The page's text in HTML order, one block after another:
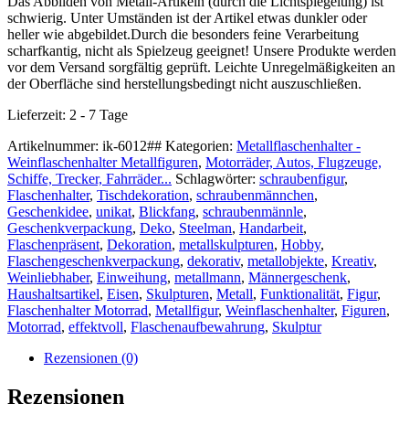
schwierig. Unter Umständen ist der Artikel etwas dunkler oder
heller wie abgebildet.Durch die besonders feine Verarbeitung
scharfkantig, nicht als Spielzeug geeignet! Unsere Produkte werden
vor dem Versand sorgfältig geprüft. Leichte Unregelmäßigkeiten an
der Oberfläche sind herstellungsbedingt nicht auszuschließen.
Lieferzeit: 2 - 7 Tage
Artikelnummer: ik-6012## Kategorien: Metallflaschenhalter -
Weinflaschenhalter Metallfiguren, Motorräder, Autos, Flugzeuge,
Schiffe, Trecker, Fahrräder... Schlagwörter: schraubenfigur,
Flaschenhalter, Tischdekoration, schraubenmännchen,
Geschenkidee, unikat, Blickfang, schraubenmännle,
Geschenkverpackung, Deko, Steelman, Handarbeit,
Flaschenpräsent, Dekoration, metallskulpturen, Hobby,
Flaschengeschenkverpackung, dekorativ, metallobjekte, Kreativ,
Weinliebhaber, Einweihung, metallmann, Männergeschenk,
Haushaltsartikel, Eisen, Skulpturen, Metall, Funktionalität, Figur,
Flaschenhalter Motorrad, Metallfigur, Weinflaschenhalter, Figuren,
Motorrad, effektvoll, Flaschenaufbewahrung, Skulptur
Rezensionen (0)
Rezensionen